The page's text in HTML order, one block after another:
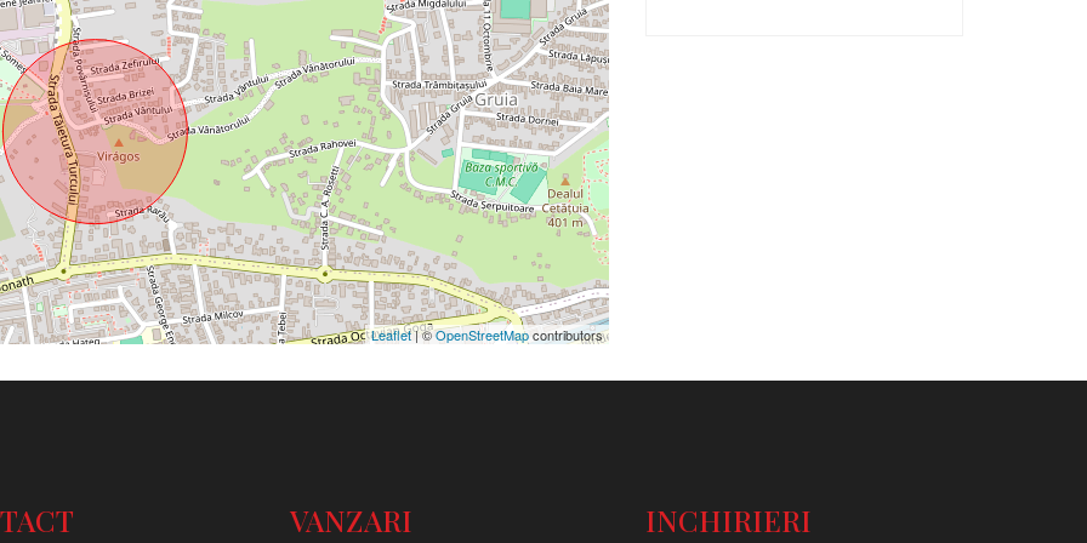
Leaflet| ©OpenStreetMapcontributors
VANZARI INCHIRIERI